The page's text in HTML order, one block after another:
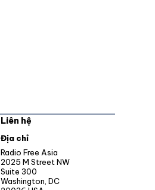
Liên hệ
Địa chỉ
Radio Free Asia
2025 M Street NW
Suite 300
Washington, DC